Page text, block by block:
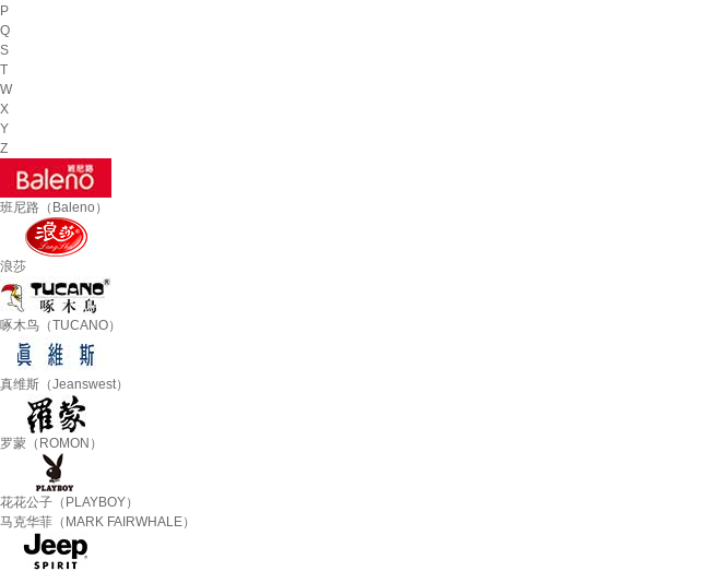
P
Q
S
T
W
X
Y
Z
班尼路（Baleno）
浪莎
啄木鸟（TUCANO）
真维斯（Jeanswest）
罗蒙（ROMON）
花花公子（PLAYBOY）
马克华菲（MARK FAIRWHALE）